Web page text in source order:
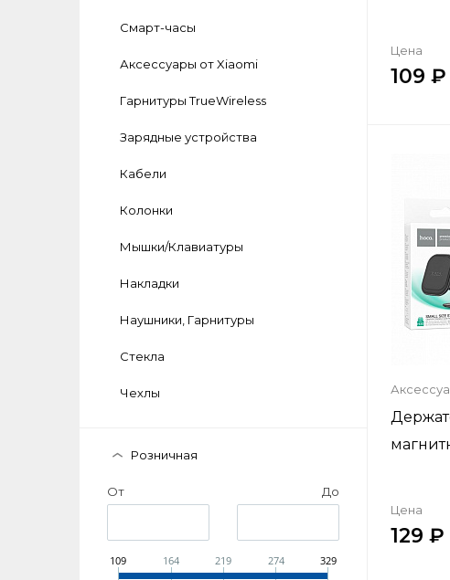
Смарт-часы
Аксеcсуары от Xiaomi
Гарнитуры TrueWireless
Зарядные устройства
Кабели
Колонки
Мышки/Клавиатуры
Накладки
Наушники, Гарнитуры
Стекла
Чехлы
Розничная
От До
109 164 219 274 329
Цена
109
Цена
129